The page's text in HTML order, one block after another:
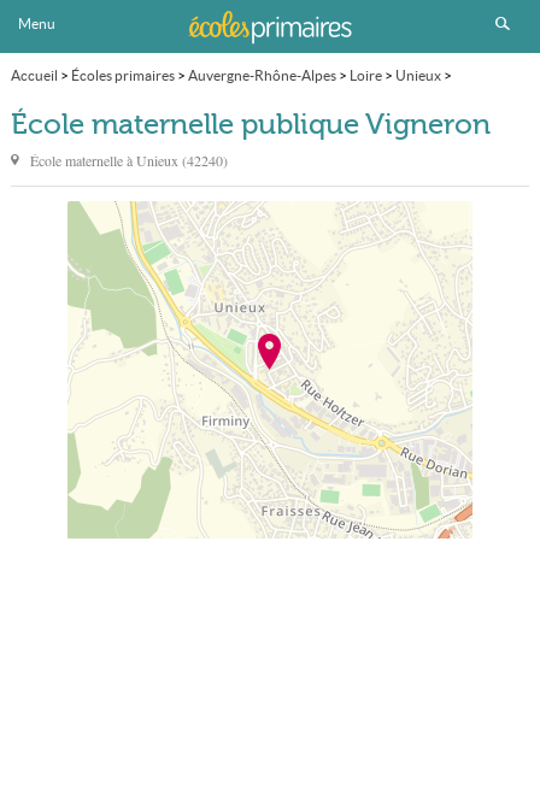
Menu
Accueil > Écoles primaires> Auvergne-Rhône-Alpes> Loire> Unieux>
École maternelle publique Vigneron
École maternelle publique Vigneron
École maternelle àUnieux (42240)